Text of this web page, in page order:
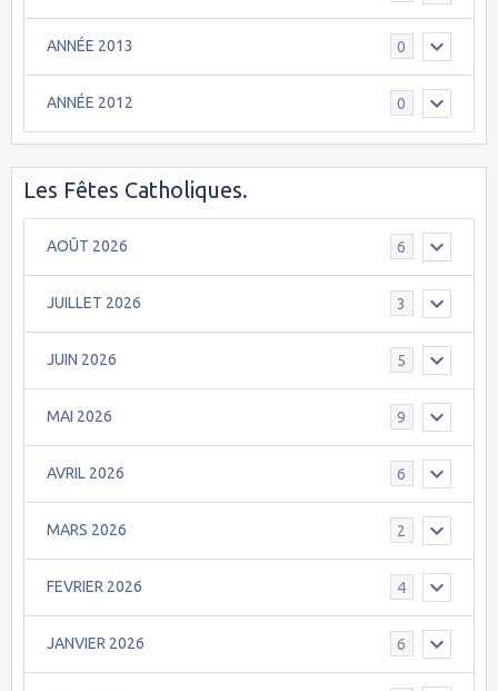
ANNÉE 2013 0
ANNÉE 2012 0
Les Fêtes Catholiques.
AOÛT 2026 6
JUILLET 2026 3
JUIN 2026 5
MAI 2026 9
AVRIL 2026 6
MARS 2026 2
FEVRIER 2026 4
JANVIER 2026 6